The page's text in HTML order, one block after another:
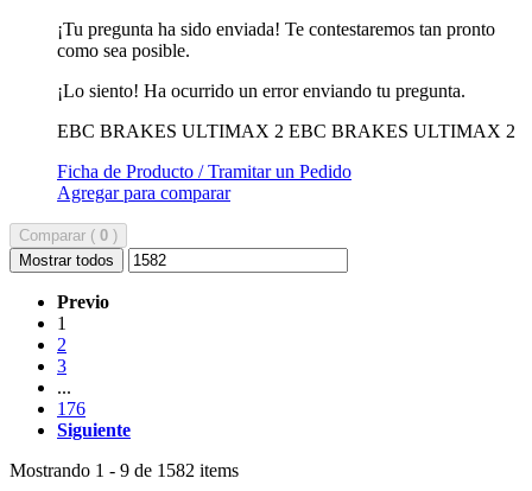
¡Tu pregunta ha sido enviada! Te contestaremos tan pronto
como sea posible.
¡Lo siento! Ha ocurrido un error enviando tu pregunta.
EBC BRAKES ULTIMAX 2 EBC BRAKES ULTIMAX 2
Ficha de Producto / Tramitar un Pedido
Agregar para comparar
Comparar ( 0 )
Mostrar todos
Previo
1
2
3
...
176
Siguiente
Mostrando 1 - 9 de 1582 items